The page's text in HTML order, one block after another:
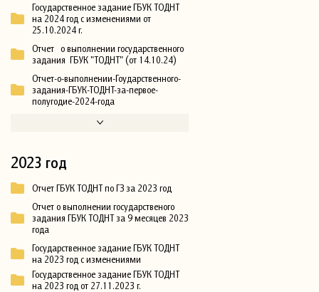
Государственное задание ГБУК ТОДНТ
на 2024 год с изменениями от
25.10.2024 г.
Отчет о выполнении государственного
задания ГБУК "ТОДНТ" (от 14.10.24)
Отчет-о-выполнении-Гоударственного-
задания-ГБУК-ТОДНТ-за-первое-
полугодие-2024-года
2023 год
Отчет ГБУК ТОДНТ по ГЗ за 2023 год
Отчет о выполнении государственого
задания ГБУК ТОДНТ за 9 месяцев 2023
года
Государственное задание ГБУК ТОДНТ
на 2023 год с изменениями
Государственное задание ГБУК ТОДНТ
на 2023 год от 27.11.2023 г.